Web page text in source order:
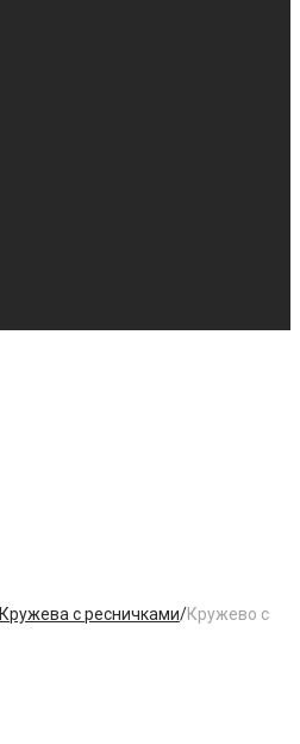
Кружева с ресничками/Кружево с